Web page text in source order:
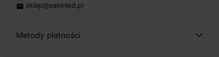
email sklep@salonled.pl
Metody płatności